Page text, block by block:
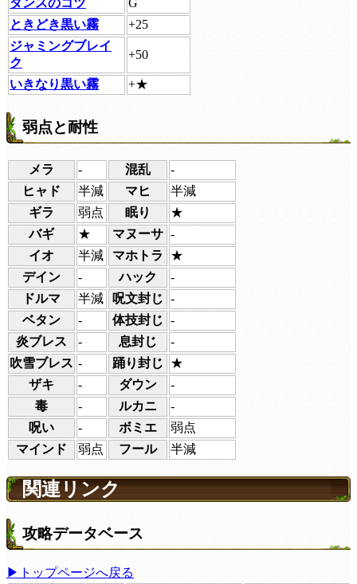
ダンスのコツ
G
ときどき黒い霧
+25
ジャミングブレイ
ク
+50
いきなり黒い霧 +★
弱点と耐性
メラ - 混乱
-
ヒャド
半減 マヒ
半減
ギラ
弱点 眠り
★
バギ
★ マヌーサ -
イオ
半減 マホトラ
★
デイン
- ハック
-
ドルマ
半減 呪文封じ -
ベタン
- 体技封じ -
炎ブレス
- 息封じ
-
吹雪ブレス - 踊り封じ
★
ザキ
- ダウン
-
毒
- ルカニ
-
呪い
- ボミエ
弱点
マインド
弱点 フール 半減
関連リンク
攻略データベース
▶トップページへ戻る